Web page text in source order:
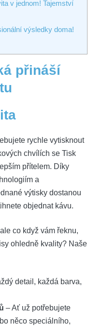
v jednom! Tajemství
výsledky doma!
přináší
rychle vytisknout
chvílích se Tisk
přítelem. Díky
a
výtisky dostanou
objednat kávu.
co když vám řeknu,
ohledně kvality? Naše
detail, každá barva,
– Ať už potřebujete
něco speciálního,